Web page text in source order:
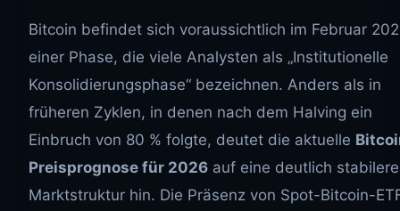
Bitcoin befindet sich voraussichtlich im Februar
einer Phase, die viele Analysten als „Institutionelle
Konsolidierungsphase“ bezeichnen. Anders als in
früheren Zyklen, in denen nach dem Halving ein
Einbruch von 80 % folgte, deutet die aktuelle
Preisprognose für 2026 auf eine deutlich stabilere
Marktstruktur hin. Die Präsenz von Spot-Bitcoin-